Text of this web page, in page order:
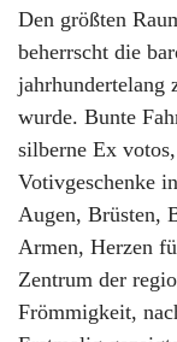
Den größten
beherrscht die
jahrhundertelang
wurde. Bunte
silberne Ex votos,
Votivgeschenke
Augen, Brüsten,
Armen, Herzen
Zentrum der
Frömmigkeit,